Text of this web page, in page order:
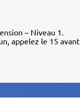
– Niveau 1.
appelez le 15 avant